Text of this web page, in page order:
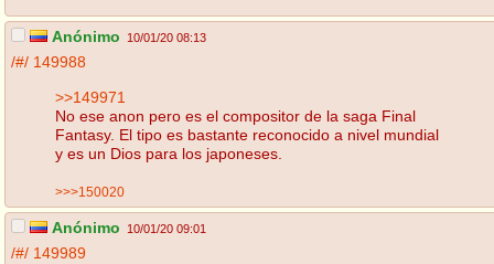
Anónimo 10/01/20 08:13
/#/ 149988
>>149971
No ese anon pero es el compositor de la saga Final
Fantasy. El tipo es bastante reconocido a nivel mundial
y es un Dios para los japoneses.
>>>150020
Anónimo 10/01/20 09:01
/#/ 149989